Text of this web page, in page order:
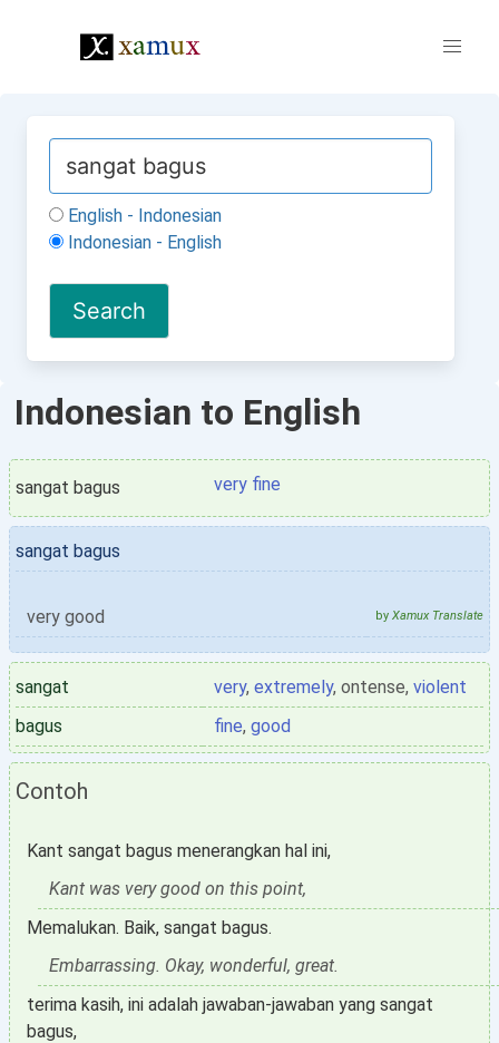
English - Indonesian
Indonesian - English
Indonesian to English
sangat bagus very fine
sangat bagus
very good by Xamux Translate
sangat very, extremely, ontense, violent
bagus
fine, good
Contoh
Kant sangat bagus menerangkan hal ini,
Kant was very good on this point,
Memalukan. Baik, sangat bagus.
Embarrassing. Okay, wonderful, great.
terima kasih, ini adalah jawaban-jawaban yang sangat
bagus,